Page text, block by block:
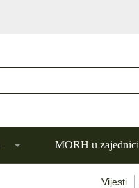
MORH u zajednici
Vijesti